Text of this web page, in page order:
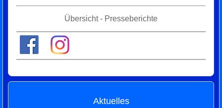
Übersicht - Presseberichte